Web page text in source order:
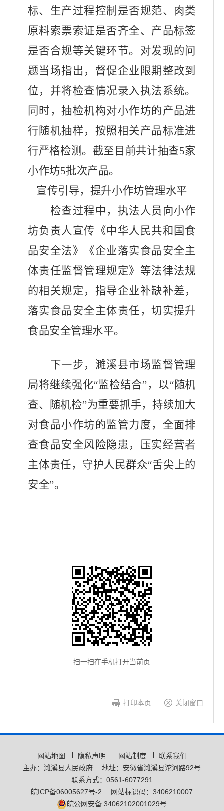
标、生产过程控制是否规范、肉类
原料索票索证是否齐全、产品标签
是否合规等关键环节。对发现的问
题当场指出，督促企业限期整改到
位，并将检查情况录入执法系统。
同时，抽检机构对小作坊的产品进
行随机抽样，按照相关产品标准进
行严格检测。截至目前共计抽查5家
小作坊5批次产品。
宣传引导，提升小作坊管理水平
检查过程中，执法人员向小作
坊负责人宣传《中华人民共和国食
品安全法》《企业落实食品安全主
体责任监督管理规定》等法律法规
的相关规定，指导企业补缺补差，
落实食品安全主体责任，切实提升
食品安全管理水平。
下一步，濉溪县市场监督管理
局将继续强化“监检结合”，以“随机
查、随机检”为重要抓手，持续加大
对食品小作坊的监管力度，全面排
查食品安全风险隐患，压实经营者
主体责任，守护人民群众“舌尖上的
安全”。
扫一扫在手机打开当前页
打印本页 关闭窗口
网站地图 隐私声明 网站制度
联系我们
主办：濉溪县人民政府
地址：安徽省濉溪县沱河路92号
联系方式：0561-6077291
皖ICP备06005627号-2
网站标识码：3406210007
皖公网安备 34062102001029号